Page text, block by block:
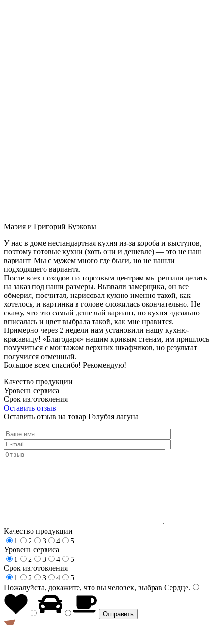
Мария и Григорий Бурковы
У нас в доме нестандартная кухня из-за короба и выступов,
поэтому готовые кухни (хоть они и дешевле) — это не наш
вариант. Мы с мужем много где были, но не нашли
подходящего варианта.
После всех походов по торговым центрам мы решили делать
на заказ под наши размеры. Вызвали замерщика, он все
обмерил, посчитал, нарисовал кухню именно такой, как
хотелось, и картинка в голове сложилась окончательно. Не
скажу, что это самый дешевый вариант, но кухня идеально
вписалась и цвет выбрала такой, как мне нравится.
Примерно через 2 недели нам установили нашу кухню-
красавицу! «Благодаря» нашим кривым стенам, им пришлось
помучиться с монтажом верхних шкафчиков, но результат
получился отменный.
Большое всем спасибо! Рекомендую!
Качество продукции
Уровень сервиса
Срок изготовления
Оставить отзыв
Оставить отзыв на товар Голубая лагуна
Качество продукции
1
2 3 4
5
Уровень сервиса
1
2 3 4
5
Срок изготовления
1
2 3 4
5
Пожалуйста, докажите, что вы человек, выбрав Сердце.